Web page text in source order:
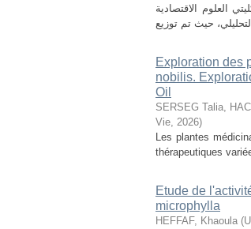
العلوم الاقتصادية
Exploration des
nobilis.
Oil
SERSEG Talia,
Vie, 2026)
Les plantes
thérapeutiques
Etude de
microphylla
HEFFAF, Khaoula (